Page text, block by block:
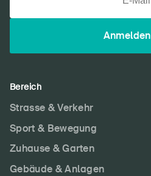
Anmelden
Bereich
Strasse & Verkehr
Sport & Bewegung
Zuhause & Garten
Gebäude & Anlagen